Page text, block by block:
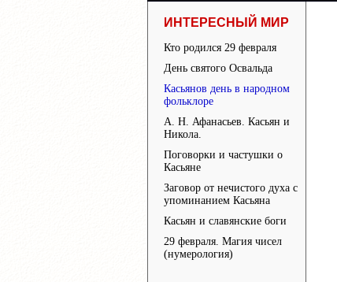
ИНТЕРЕСНЫЙ МИР
Кто родился 29 февраля
День святого Освальда
Касьянов день в народном
фольклоре
А. Н. Афанасьев. Касьян и
Никола.
Поговорки и частушки о
Касьяне
Заговор от нечистого духа c
упоминанием Касьяна
Касьян и славянские боги
29 февраля. Магия чисел
(нумерология)